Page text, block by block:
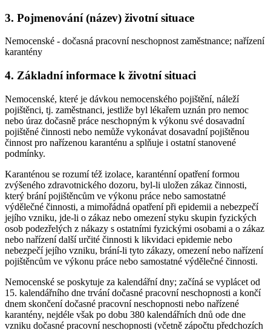
3. Pojmenování (název) životní situace
Nemocenské - dočasná pracovní neschopnost zaměstnance; nařízení
karantény
4. Základní informace k životní situaci
Nemocenské, které je dávkou nemocenského pojištění, náleží
pojištěnci, tj. zaměstnanci, jestliže byl lékařem uznán pro nemoc
nebo úraz dočasně práce neschopným k výkonu své dosavadní
pojištěné činnosti nebo nemůže vykonávat dosavadní pojištěnou
činnost pro nařízenou karanténu a splňuje i ostatní stanovené
podmínky.
Karanténou se rozumí též izolace, karanténní opatření formou
zvýšeného zdravotnického dozoru, byl-li uložen zákaz činnosti,
který brání pojištěncům ve výkonu práce nebo samostatné
výdělečné činnosti, a mimořádná opatření při epidemii a nebezpečí
jejího vzniku, jde-li o zákaz nebo omezení styku skupin fyzických
osob podezřelých z nákazy s ostatními fyzickými osobami a o zákaz
nebo nařízení další určité činnosti k likvidaci epidemie nebo
nebezpečí jejího vzniku, brání-li tyto zákazy, omezení nebo nařízení
pojištěncům ve výkonu práce nebo samostatné výdělečné činnosti.
Nemocenské se poskytuje za kalendářní dny; začíná se vyplácet od
15. kalendářního dne trvání dočasné pracovní neschopnosti a končí
dnem skončení dočasné pracovní neschopnosti nebo nařízené
karantény, nejdéle však po dobu 380 kalendářních dnů ode dne
vzniku dočasné pracovní neschopnosti (včetně zápočtu předchozích